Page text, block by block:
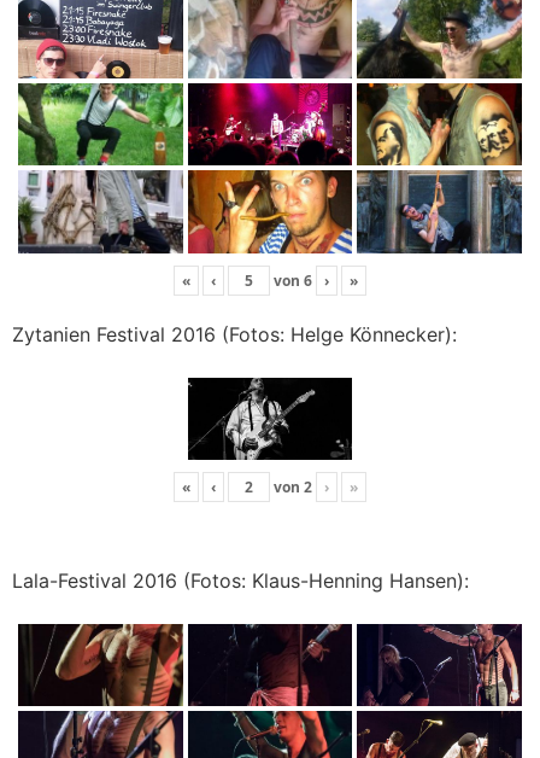
« ‹ von 6 › »
Zytanien Festival 2016 (Fotos: Helge Könnecker):
« ‹ von 2 › »
Lala-Festival 2016 (Fotos: Klaus-Henning Hansen):